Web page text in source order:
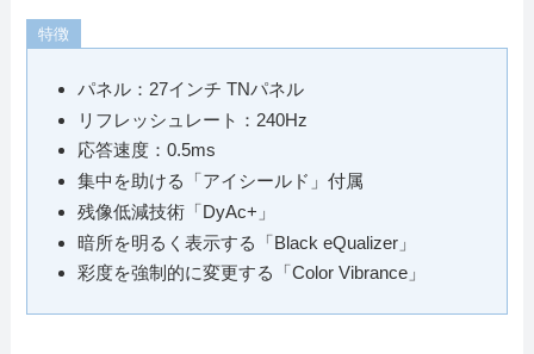
特徴
パネル：27インチ TNパネル
リフレッシュレート：240Hz
応答速度：0.5ms
集中を助ける「アイシールド」付属
残像低減技術「DyAc+」
暗所を明るく表示する「Black eQualizer」
彩度を強制的に変更する「Color Vibrance」